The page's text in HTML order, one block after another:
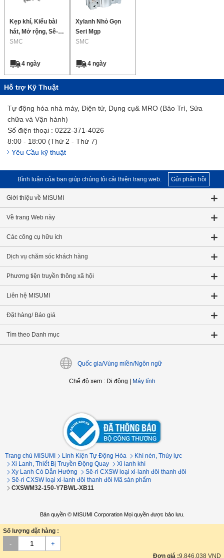
Kẹp khí, Kiểu bài
hát, Mở rộng, Sê-ri
MHL2
SMC
4 ngày
Xylanh Nhỏ Gọn
Seri Mgp
SMC
4 ngày
Hỗ trợ Kỹ Thuật
Tự động hóa nhà máy, Điện tử, Dụng cụ& MRO (Bảo Trì, Sửa
chữa và Vận hành)
Số điện thoại : 0222-371-4026
8:00 - 18:00 (Thứ 2 - Thứ 7)
Yêu Cầu kỹ thuật
Bình luận của bạn giúp chúng tôi cải thiện trang web. Gửi phản hồi
Giới thiệu về MISUMI
Về trang Web này
Các công cụ hữu ích
Dịch vụ chăm sóc khách hàng
Phương tiện truyền thông xã hội
Liên hệ MISUMI
Đặt hàng/ Báo giá
Tìm theo Danh mục
Quốc gia/Vùng miền/Ngôn ngữ
Chế độ xem: Di động Máy tính
Trang chủ MISUMI Linh Kiện Tự Động Hóa
Khí nén, Thủy lực
Xi Lanh, Thiết Bị Truyền Động Quay
Xi lanh khí
Xy Lanh Có Dẫn Hướng
Sê-ri CXSW loại xi-lanh đôi thanh đôi
Sê-ri CXSW loại xi-lanh đôi thanh đôi Mã sản phẩm
CXSWM32-150-Y7BWL-XB11
Bản quyền © MISUMI Corporation Mọi quyền được bảo lưu.
Số lượng đặt hàng :
- +
Đơn giá :9,846,038 VND